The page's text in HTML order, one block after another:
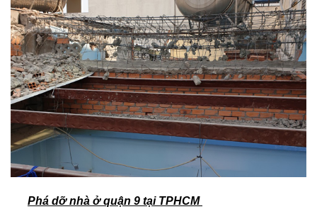
Phá dỡ nhà ở quận 9 tại TPHCM